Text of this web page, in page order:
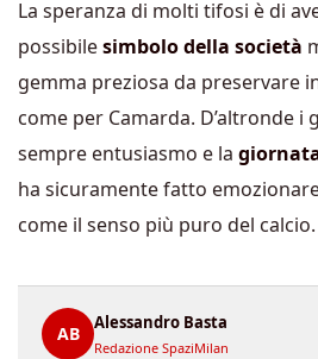
La speranza di molti tifosi è di
possibilesimbolo della società
gemma preziosa da preservare
come per Camarda. D’altronde i
sempre entusiasmo e la
ha sicuramente fatto
come il senso più puro del calcio.
AB
Alessandro Basta
Redazione SpaziMilan